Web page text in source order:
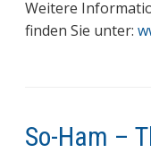
Weitere
finden Sie unter:
So-Ham –